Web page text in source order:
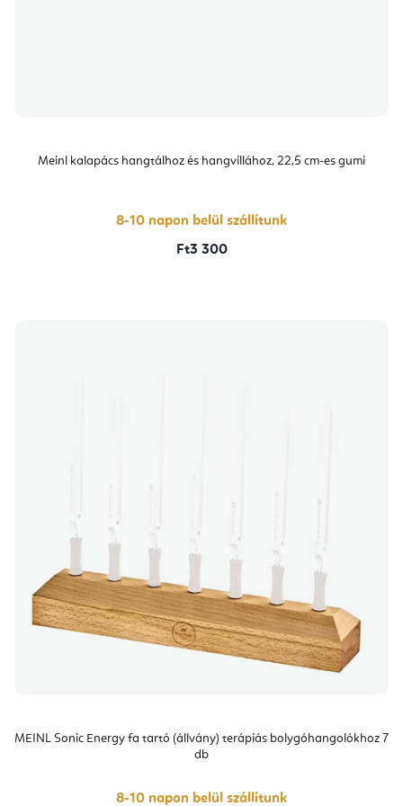
Meinl kalapács hangtálhoz és hangvillához, 22,5 cm-es gumi
8-10 napon belül szállítunk
Ft3 300
MEINL Sonic Energy fa tartó (állvány) terápiás bolygóhangolókhoz 7
db
8-10 napon belül szállítunk